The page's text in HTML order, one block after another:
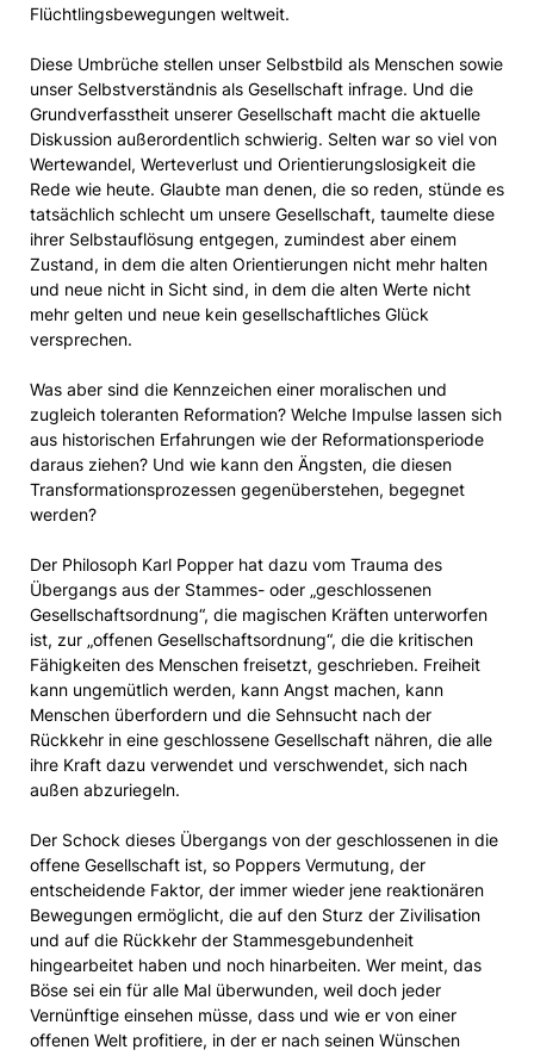
Flüchtlingsbewegungen weltweit.
Diese Umbrüche stellen unser Selbstbild als Menschen sowie
unser Selbstverständnis als Gesellschaft infrage. Und die
Grundverfasstheit unserer Gesellschaft macht die aktuelle
Diskussion außerordentlich schwierig. Selten war so viel von
Wertewandel, Werteverlust und Orientierungslosigkeit die
Rede wie heute. Glaubte man denen, die so reden, stünde es
tatsächlich schlecht um unsere Gesellschaft, taumelte diese
ihrer Selbstauflösung entgegen, zumindest aber einem
Zustand, in dem die alten Orientierungen nicht mehr halten
und neue nicht in Sicht sind, in dem die alten Werte nicht
mehr gelten und neue kein gesellschaftliches Glück
versprechen.
Was aber sind die Kennzeichen einer moralischen und
zugleich toleranten Reformation? Welche Impulse lassen sich
aus historischen Erfahrungen wie der Reformationsperiode
daraus ziehen? Und wie kann den Ängsten, die diesen
Transformationsprozessen gegenüberstehen, begegnet
werden?
Der Philosoph Karl Popper hat dazu vom Trauma des
Übergangs aus der Stammes- oder „geschlossenen
Gesellschaftsordnung“, die magischen Kräften unterworfen
ist, zur „offenen Gesellschaftsordnung“, die die kritischen
Fähigkeiten des Menschen freisetzt, geschrieben. Freiheit
kann ungemütlich werden, kann Angst machen, kann
Menschen überfordern und die Sehnsucht nach der
Rückkehr in eine geschlossene Gesellschaft nähren, die alle
ihre Kraft dazu verwendet und verschwendet, sich nach
außen abzuriegeln.
Der Schock dieses Übergangs von der geschlossenen in die
offene Gesellschaft ist, so Poppers Vermutung, der
entscheidende Faktor, der immer wieder jene reaktionären
Bewegungen ermöglicht, die auf den Sturz der Zivilisation
und auf die Rückkehr der Stammesgebundenheit
hingearbeitet haben und noch hinarbeiten. Wer meint, das
Böse sei ein für alle Mal überwunden, weil doch jeder
Vernünftige einsehen müsse, dass und wie er von einer
offenen Welt profitiere, in der er nach seinen Wünschen